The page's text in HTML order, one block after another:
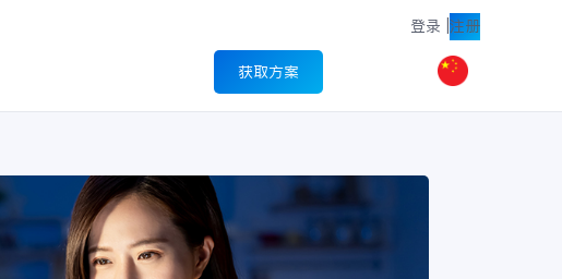
登录 注册
获取方案